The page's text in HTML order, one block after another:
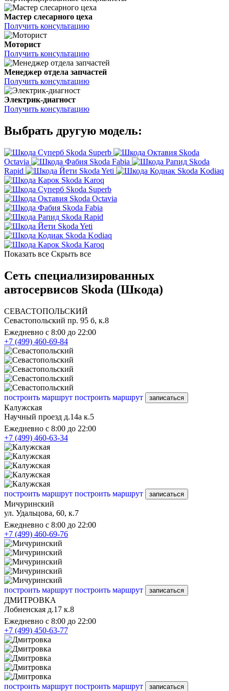
Мастер слесарного цеха
Получить консультацию
Моторист
Получить консультацию
Менеджер отдела запчастей
Получить консультацию
Электрик-диагност
Получить консультацию
Выбрать другую модель:
Skoda Superb
Skoda
Octavia
Skoda Fabia
Skoda
Rapid
Skoda Yeti
Skoda Kodiaq
Skoda Karoq
Skoda Superb
Skoda Octavia
Skoda Fabia
Skoda Rapid
Skoda Yeti
Skoda Kodiaq
Skoda Karoq
Показать все Скрыть все
Сеть специализированных
автосервисов Skoda (Шкода)
СЕВАСТОПОЛЬСКИЙ
Севастопольский пр. 95 б, к.8
Ежедневно с 8:00 до 22:00
+7 (499) 460-69-84
построить маршрут построить маршрут записаться
Калужская
Научный проезд д.14а к.5
Ежедневно с 8:00 до 22:00
+7 (499) 460-63-34
построить маршрут построить маршрут записаться
Мичуринский
ул. Удальцова, 60, к.7
Ежедневно с 8:00 до 22:00
+7 (499) 460-69-76
построить маршрут построить маршрут записаться
ДМИТРОВКА
Лобненская д.17 к.8
Ежедневно с 8:00 до 22:00
+7 (499) 450-63-77
построить маршрут построить маршрут записаться